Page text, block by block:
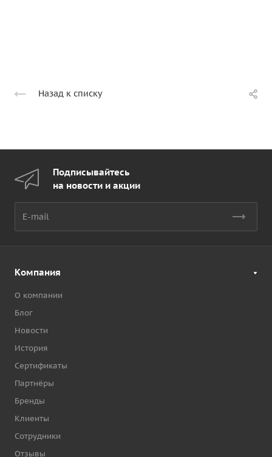
Назад к списку
Подписывайтесь
на новости и акции
Компания
О компании
Блог
Новости
История
Сертификаты
Партнёры
Бренды
Клиенты
Сотрудники
Отзывы